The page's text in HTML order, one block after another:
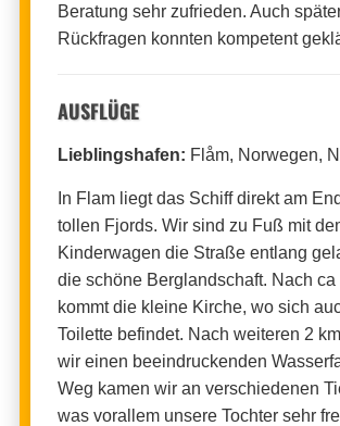
Beratung sehr zufrieden. Auch
Rückfragen konnten kompetent
AUSFLÜGE
Lieblingshafen: Flåm, Norwegen,
In Flam liegt das Schiff direkt am
tollen Fjords. Wir sind zu Fuß mit
Kinderwagen die Straße entlang
die schöne Berglandschaft. Nach ca
kommt die kleine Kirche, wo sich
Toilette befindet. Nach weiteren 2
wir einen beeindruckenden
Weg kamen wir an verschiedenen
was vorallem unsere Tochter sehr